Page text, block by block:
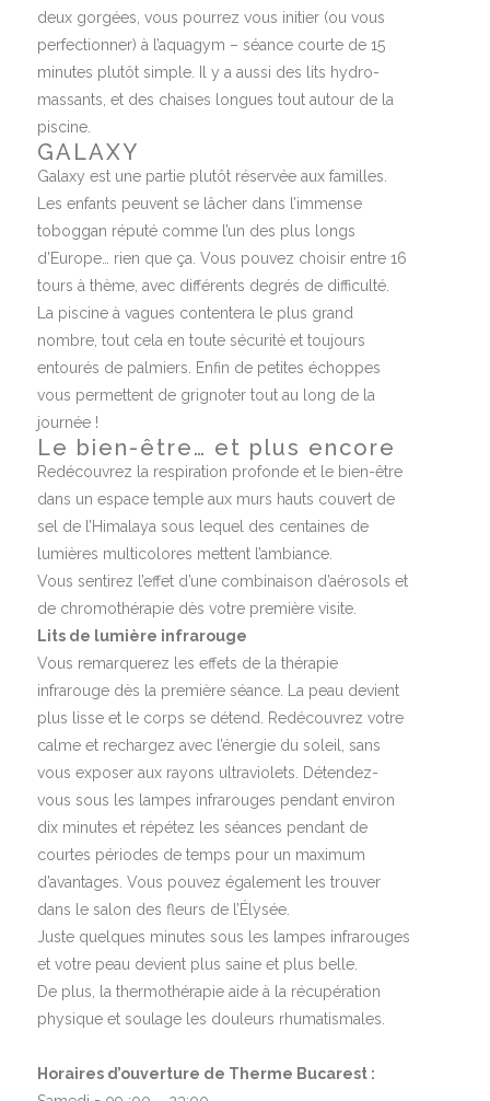
deux gorgées, vous pourrez vous initier (ou vous
perfectionner) à l’aquagym – séance courte de 15
minutes plutôt simple. Il y a aussi des lits hydro-
massants, et des chaises longues tout autour de la
piscine.
GALAXY
Galaxy est une partie plutôt réservée aux familles.
Les enfants peuvent se lâcher dans l’immense
toboggan réputé comme l’un des plus longs
d’Europe… rien que ça. Vous pouvez choisir entre 16
tours à thème, avec différents degrés de difficulté.
La piscine à vagues contentera le plus grand
nombre, tout cela en toute sécurité et toujours
entourés de palmiers. Enfin de petites échoppes
vous permettent de grignoter tout au long de la
journée !
Le bien-être… et plus encore
Redécouvrez la respiration profonde et le bien-être
dans un espace temple aux murs hauts couvert de
sel de l’Himalaya sous lequel des centaines de
lumières multicolores mettent l’ambiance.
Vous sentirez l’effet d’une combinaison d’aérosols et
de chromothérapie dès votre première visite.
Lits de lumière infrarouge
Vous remarquerez les effets de la thérapie
infrarouge dès la première séance. La peau devient
plus lisse et le corps se détend. Redécouvrez votre
calme et rechargez avec l’énergie du soleil, sans
vous exposer aux rayons ultraviolets. Détendez-
vous sous les lampes infrarouges pendant environ
dix minutes et répétez les séances pendant de
courtes périodes de temps pour un maximum
d’avantages. Vous pouvez également les trouver
dans le salon des fleurs de l’Élysée.
Juste quelques minutes sous les lampes infrarouges
et votre peau devient plus saine et plus belle.
De plus, la thermothérapie aide à la récupération
physique et soulage les douleurs rhumatismales.
Horaires d’ouverture de Therme Bucarest :